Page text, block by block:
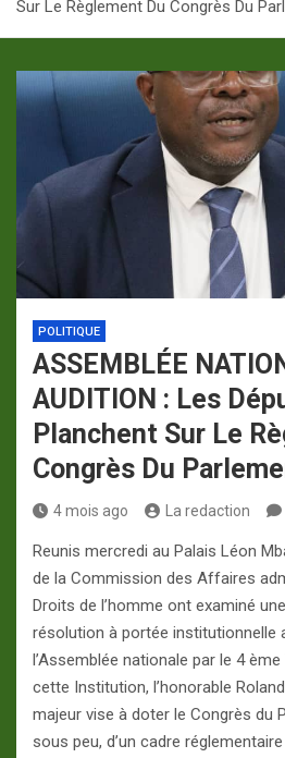
Sur Le Règlement Du Congrès Du
POLITIQUE
ASSEMBLÉE
AUDITION : Les
Planchent Sur Le
Congrès Du
4 mois ago La redaction
Reunis mercredi au Palais Léon
de la Commission des Affaires
Droits de l’homme ont examiné
résolution à portée institutionnelle
l’Assemblée nationale par le 4
cette Institution, l’honorable
majeur vise à doter le Congrès du
sous peu, d’un cadre
p